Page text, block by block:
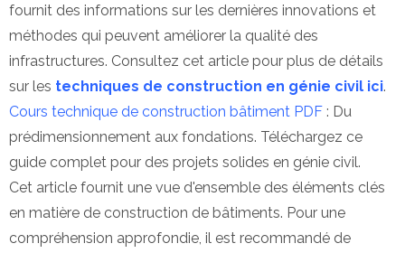
fournit des informations sur les dernières innovations et
méthodes qui peuvent améliorer la qualité des
infrastructures. Consultez cet article pour plus de détails
sur les techniques de construction en génie civil ici.
Cours technique de construction bâtiment PDF : Du
prédimensionnement aux fondations. Téléchargez ce
guide complet pour des projets solides en génie civil.
Cet article fournit une vue d'ensemble des éléments clés
en matière de construction de bâtiments. Pour une
compréhension approfondie, il est recommandé de